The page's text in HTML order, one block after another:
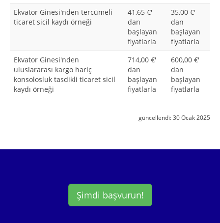
Ekvator Ginesi'nden tercümeli
ticaret sicil kaydı örneği
41,65 €'
dan
başlayan
fiyatlarla
35,00 €'
dan
başlayan
fiyatlarla
Ekvator Ginesi'nden
uluslararası kargo hariç
konsolosluk tasdikli ticaret sicil
kaydı örneği
714,00 €'
dan
başlayan
fiyatlarla
600,00 €'
dan
başlayan
fiyatlarla
güncellendi:30 Ocak 2025
Şimdi başvurun!